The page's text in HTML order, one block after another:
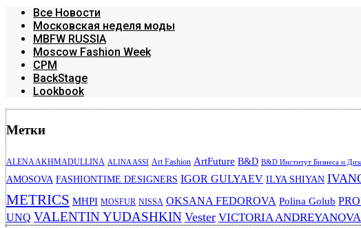
Все Новости
Московская неделя моды
MBFW RUSSIA
Moscow Fashion Week
CPM
BackStage
Lookbook
Метки
ALENA AKHMADULLINA ALINA ASSI Art Fashion ArtFuture B&D B&D Институт Бизнеса и
AMOSOVA FASHIONTIME DESIGNERS IGOR GULYAEV ILYA SHIYAN
METRICS MHPI MOSFUR NISSA OKSANA FEDOROVA Polina Golub
UNQ VALENTIN YUDASHKIN Vester VICTORIA ANDREYANOVA